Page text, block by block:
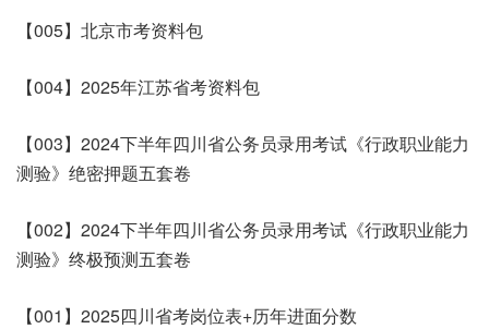
【005】北京市考资料包
【004】2025年江苏省考资料包
【003】2024下半年四川省公务员录用考试《行政职业能力
测验》绝密押题五套卷
【002】2024下半年四川省公务员录用考试《行政职业能力
测验》终极预测五套卷
【001】2025四川省考岗位表+历年进面分数